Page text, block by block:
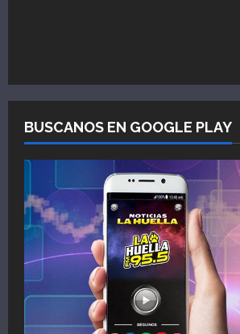
BUSCANOS EN GOOGLE PLAY